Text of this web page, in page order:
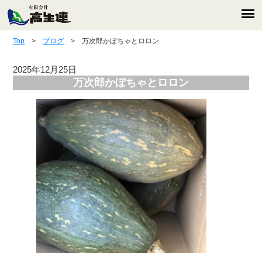
Top > ブログ > 万次郎かぼちゃとロロン
2025年12月25日
万次郎かぼちゃとロロン